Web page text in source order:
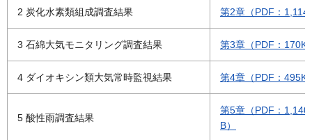
2 炭化水素類組成調査結果 第2章（PDF：
3 石綿大気モニタリング調査結果 第3章（PDF：
4 ダイオキシン類大気常時監視結果 第4章（PDF：
5 酸性雨調査結果
第5章（PDF：
B）